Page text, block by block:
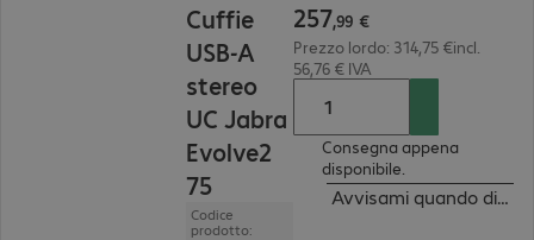
Cuffie
USB-A
stereo
UC Jabra
Evolve2
75
Codice
prodotto:
257,99 €
Prezzo lordo: 314,75 €incl.
56,76 € IVA
Consegna appena
disponibile.
Avvisami quando